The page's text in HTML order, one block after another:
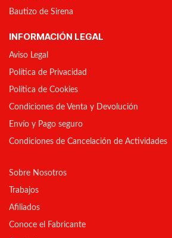
Bautizo de Sirena
INFORMACIÓN LEGAL
Aviso Legal
Política de Privacidad
Política de Cookies
Condiciones de Venta y Devolución
Envío y Pago seguro
Condiciones de Cancelación de Actividades
Sobre Nosotros
Trabajos
Afiliados
Conoce el Fabricante